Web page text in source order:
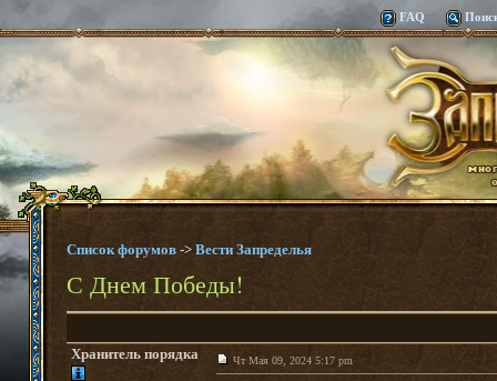
FAQ
Список форумов -> Вести Запределья
С Днем Победы!
Хранитель порядка Чт Мая 09, 2024 5:17 pm